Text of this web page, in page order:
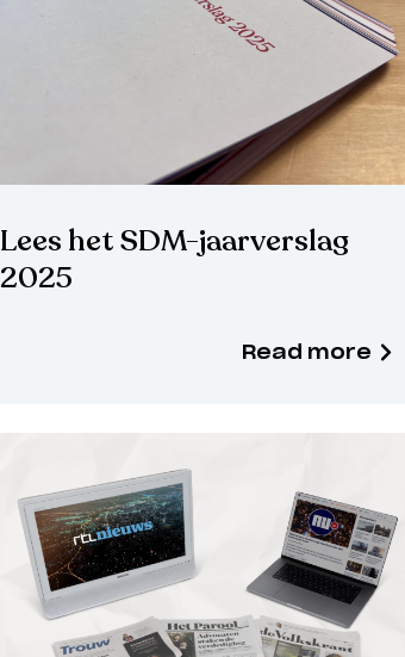
Lees het SDM-jaarverslag
2025
Read more